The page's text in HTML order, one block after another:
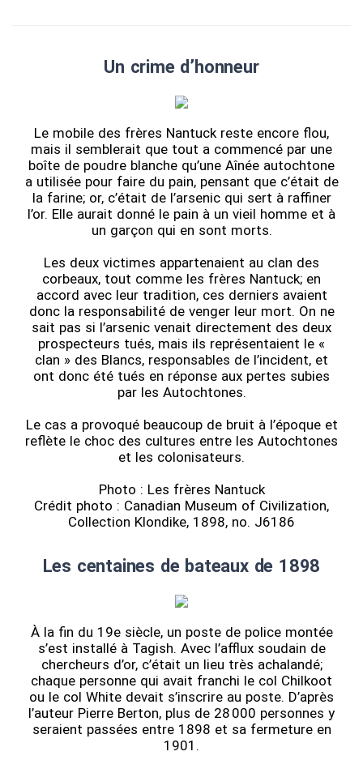
Un crime d’honneur
Le mobile des frères Nantuck reste encore flou,
mais il semblerait que tout a commencé par une
boîte de poudre blanche qu’une Aînée autochtone
a utilisée pour faire du pain, pensant que c’était de
la farine; or, c’était de l’arsenic qui sert à raffiner
l’or. Elle aurait donné le pain à un vieil homme et à
un garçon qui en sont morts.
Les deux victimes appartenaient au clan des
corbeaux, tout comme les frères Nantuck; en
accord avec leur tradition, ces derniers avaient
donc la responsabilité de venger leur mort. On ne
sait pas si l’arsenic venait directement des deux
prospecteurs tués, mais ils représentaient le «
clan » des Blancs, responsables de l’incident, et
ont donc été tués en réponse aux pertes subies
par les Autochtones.
Le cas a provoqué beaucoup de bruit à l’époque et
reflète le choc des cultures entre les Autochtones
et les colonisateurs.
Photo : Les frères Nantuck
Crédit photo : Canadian Museum of Civilization,
Collection Klondike, 1898, no. J6186
Les centaines de bateaux de 1898
À la fin du 19e siècle, un poste de police montée
s’est installé à Tagish. Avec l’afflux soudain de
chercheurs d’or, c’était un lieu très achalandé;
chaque personne qui avait franchi le col Chilkoot
ou le col White devait s’inscrire au poste. D’après
l’auteur Pierre Berton, plus de 28 000 personnes y
seraient passées entre 1898 et sa fermeture en
1901.